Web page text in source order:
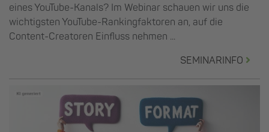
eines YouTube-Kanals? Im Webinar schauen wir uns die
wichtigsten YouTube-Rankingfaktoren an, auf die
Content-Creatoren Einfluss nehmen ...
SEMINARINFO